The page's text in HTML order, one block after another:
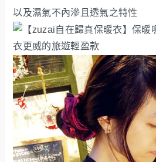
以及濕氣不內滲且透氣之特性